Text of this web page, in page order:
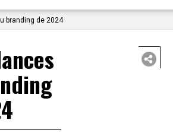
branding de 2024